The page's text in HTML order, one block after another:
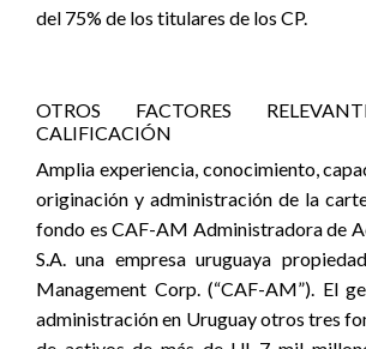
del 75% de los titulares de los CP.
OTROS FACTORES
CALIFICACIÓN
Amplia experiencia, conocimiento,
originación y administración de la
fondo es CAF-AM Administradora de
S.A. una empresa uruguaya
Management Corp. (“CAF-AM”). El
administración en Uruguay otros tres